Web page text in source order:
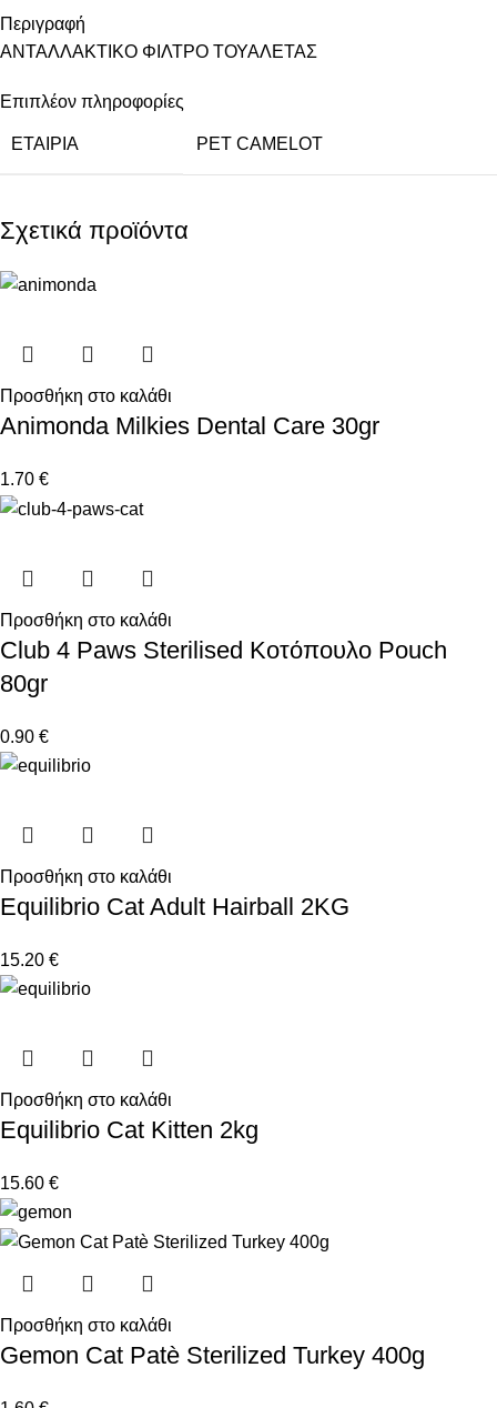
Περιγραφή
ΑΝΤΑΛΛΑΚΤΙΚΟ ΦΙΛΤΡΟ ΤΟΥΑΛΕΤΑΣ
Επιπλέον πληροφορίες
ΕΤΑΙΡΙΑ PET CAMELOT
Σχετικά προϊόντα
Προσθήκη στο καλάθι
Animonda Milkies Dental Care 30gr
1.70 €
Προσθήκη στο καλάθι
Club 4 Paws Sterilised Κοτόπουλο Pouch
80gr
0.90 €
Προσθήκη στο καλάθι
Equilibrio Cat Adult Hairball 2KG
15.20 €
Προσθήκη στο καλάθι
Equilibrio Cat Kitten 2kg
15.60 €
Προσθήκη στο καλάθι
Gemon Cat Patè Sterilized Turkey 400g